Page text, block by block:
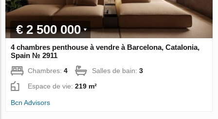
€ 2 500 000
4 chambres penthouse à vendre à Barcelona, Catalonia,
Spain № 2911
Chambres:4 Salles de bain:3
Espace de vie:219 m²
Bcn Advisors